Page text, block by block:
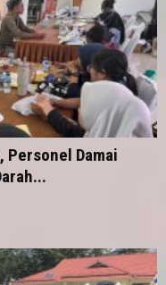
Personel Damai